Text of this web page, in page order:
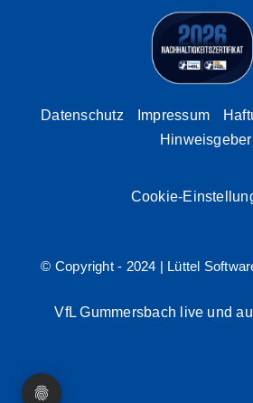
Datenschutz Impressum
Hinweisgeber
Cookie-
© Copyright - 2024 | Lüttel
VfL Gummersbach live und